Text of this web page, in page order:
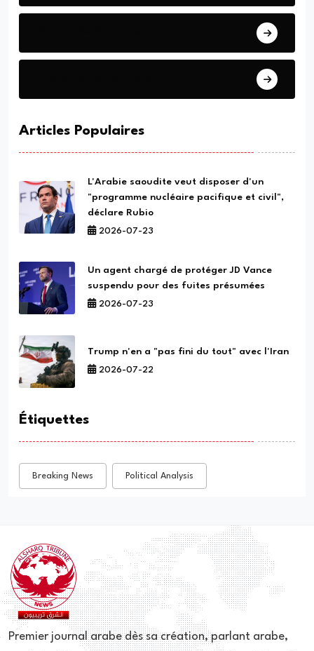
Articles Populaires
L'Arabie saoudite veut disposer d'un
"programme nucléaire pacifique et civil",
déclare Rubio
2026-07-23
Un agent chargé de protéger JD Vance
suspendu pour des fuites présumées
2026-07-23
Trump n'en a "pas fini du tout" avec l'Iran
2026-07-22
Étiquettes
Breaking News Political Analysis
Premier journal arabe dès sa création, parlant arabe,